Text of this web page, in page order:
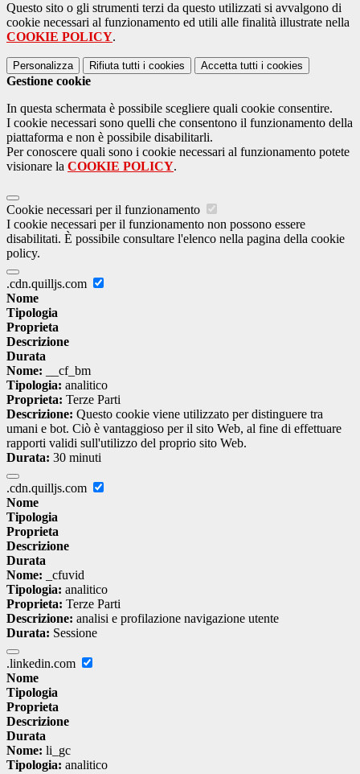
Questo sito o gli strumenti terzi da questo utilizzati si avvalgono di
cookie necessari al funzionamento ed utili alle finalità illustrate nella
COOKIE POLICY.
Personalizza Rifiuta tutti i cookies Accetta tutti i cookies
Gestione cookie
In questa schermata è possibile scegliere quali cookie consentire.
I cookie necessari sono quelli che consentono il funzionamento della
piattaforma e non è possibile disabilitarli.
Per conoscere quali sono i cookie necessari al funzionamento potete
visionare la COOKIE POLICY.
Cookie necessari per il funzionamento
I cookie necessari per il funzionamento non possono essere
disabilitati. È possibile consultare l'elenco nella pagina della cookie
policy.
.cdn.quilljs.com
Nome
Tipologia
Proprieta
Descrizione
Durata
Nome: __cf_bm
Tipologia: analitico
Proprieta: Terze Parti
Descrizione: Questo cookie viene utilizzato per distinguere tra
umani e bot. Ciò è vantaggioso per il sito Web, al fine di effettuare
rapporti validi sull'utilizzo del proprio sito Web.
Durata: 30 minuti
.cdn.quilljs.com
Nome
Tipologia
Proprieta
Descrizione
Durata
Nome: _cfuvid
Tipologia: analitico
Proprieta: Terze Parti
Descrizione: analisi e profilazione navigazione utente
Durata: Sessione
.linkedin.com
Nome
Tipologia
Proprieta
Descrizione
Durata
Nome: li_gc
Tipologia: analitico